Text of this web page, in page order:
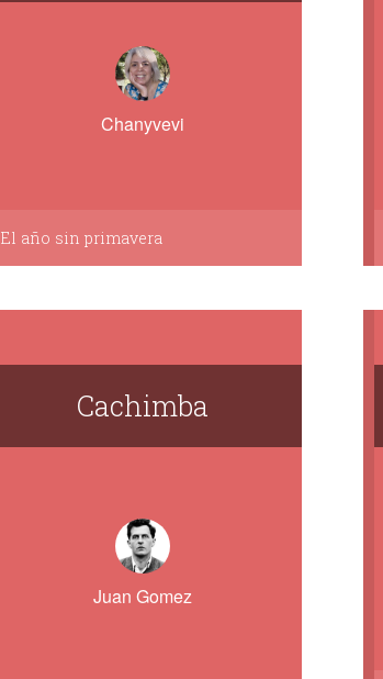
Chanyvevi
El año sin primavera
Cachimba
Juan Gomez